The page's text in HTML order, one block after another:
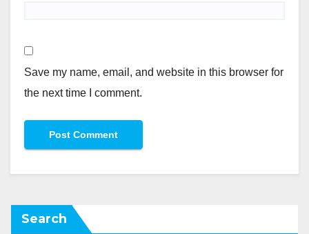
Save my name, email, and website in this browser for
the next time I comment.
Search